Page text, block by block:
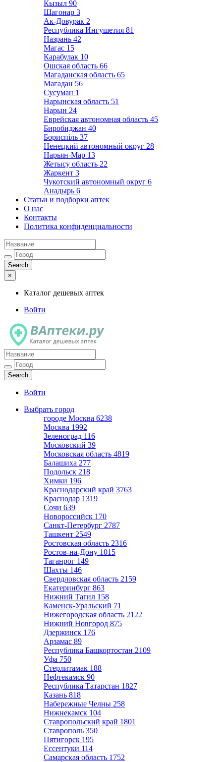
Кызыл 90
Шагонар 3
Ак-Довурак 2
Республика Ингушетия 81
Назрань 42
Магас 15
Карабулак 10
Ошская область 66
Магаданская область 65
Магадан 56
Сусуман 1
Нарынская область 51
Нарын 24
Еврейская автономная область 45
Биробиджан 40
Бориспіль 37
Ненецкий автономный округ 28
Нарьян-Мар 13
Жетысу область 22
Жаркент 3
Чукотский автономный округ 6
Анадырь 6
Статьи и подборки аптек
О нас
Контакты
Политика конфиденциальности
×
Каталог дешевых аптек
Войти
Каталог дешевых аптек
Войти
Выбрать город
городе Москва 6238
Москва 1992
Зеленоград 116
Московский 39
Московская область 4819
Балашиха 277
Подольск 218
Химки 196
Краснодарский край 3763
Краснодар 1319
Сочи 639
Новороссийск 170
Санкт-Петербург 2787
Ташкент 2549
Ростовская область 2316
Ростов-на-Дону 1015
Таганрог 149
Шахты 146
Свердловская область 2159
Екатеринбург 863
Нижний Тагил 158
Каменск-Уральский 71
Нижегородская область 2122
Нижний Новгород 875
Дзержинск 176
Арзамас 89
Республика Башкортостан 2109
Уфа 750
Стерлитамак 188
Нефтекамск 90
Республика Татарстан 1827
Казань 818
Набережные Челны 258
Нижнекамск 104
Ставропольский край 1801
Ставрополь 350
Пятигорск 195
Ессентуки 114
Самарская область 1752